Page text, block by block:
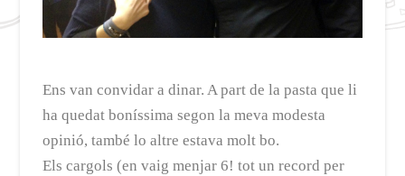
Ens van convidar a dinar. A part de la pasta que li
ha quedat boníssima segon la meva modesta
opinió, també lo altre estava molt bo.
Els cargols (en vaig menjar 6! tot un record per